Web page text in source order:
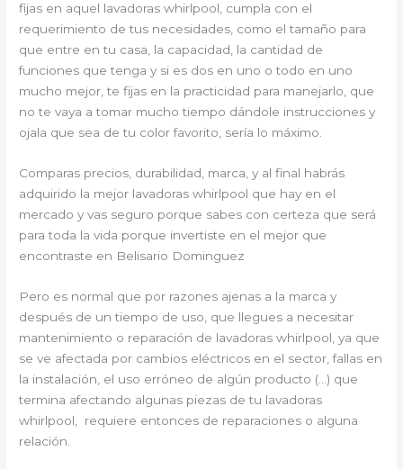
fijas en aquel lavadoras whirlpool, cumpla con el
requerimiento de tus necesidades, como el tamaño para
que entre en tu casa, la capacidad, la cantidad de
funciones que tenga y si es dos en uno o todo en uno
mucho mejor, te fijas en la practicidad para manejarlo, que
no te vaya a tomar mucho tiempo dándole instrucciones y
ojala que sea de tu color favorito, sería lo máximo.
Comparas precios, durabilidad, marca, y al final habrás
adquirido la mejor lavadoras whirlpool que hay en el
mercado y vas seguro porque sabes con certeza que será
para toda la vida porque invertiste en el mejor que
encontraste en Belisario Dominguez
Pero es normal que por razones ajenas a la marca y
después de un tiempo de uso, que llegues a necesitar
mantenimiento o reparación de lavadoras whirlpool, ya que
se ve afectada por cambios eléctricos en el sector, fallas en
la instalación, el uso erróneo de algún producto (…) que
termina afectando algunas piezas de tu lavadoras
whirlpool, requiere entonces de reparaciones o alguna
relación.